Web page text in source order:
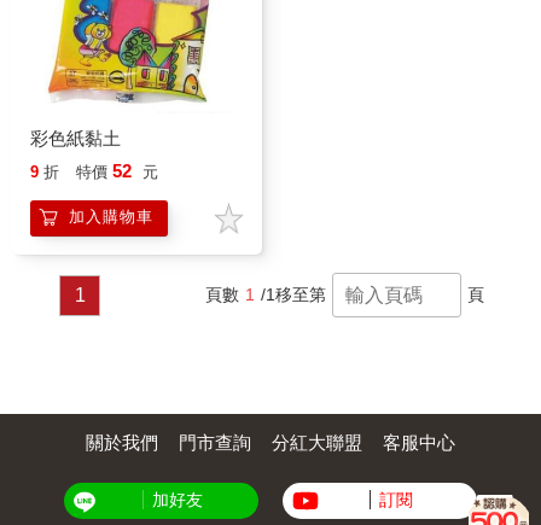
彩色紙黏土
9 折 特價 52 元
加入購物車
1 頁數 1 /1移至第 頁
關於我們 門市查詢 分紅大聯盟 客服中心
加好友 訂閱